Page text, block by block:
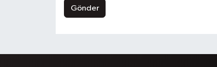
Gönder